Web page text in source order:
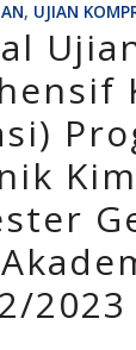
, UJIAN
2023